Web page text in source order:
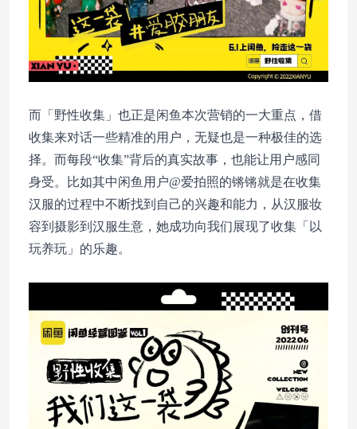
而「野性收集」也正是闲鱼本次营销的一大重点，借
收集来对话一些精准的用户，无疑也是一种极佳的选
择。而每段“收集”背后的真实故事，也能让用户感同
身受。比如其中闲鱼用户@爱拍照的锵锵就是在收集
汉服的过程中不断找到自己的兴趣和能力，从汉服妆
容到摄影到汉服生意，她成功向我们展现了收集「以
玩养玩」的乐趣。